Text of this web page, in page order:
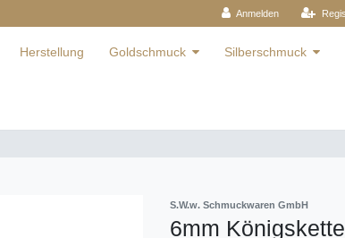
Anmelden
Herstellung Goldschmuck Silberschmuck
S.W.w. Schmuckwaren GmbH
6mm